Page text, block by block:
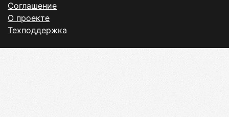
Соглашение
О проекте
Техподдержка